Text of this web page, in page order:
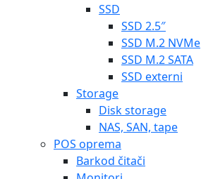
SSD
SSD 2.5″
SSD M.2 NVMe
SSD M.2 SATA
SSD externi
Storage
Disk storage
NAS, SAN, tape
POS oprema
Barkod čitači